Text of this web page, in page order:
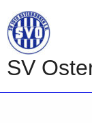
Inhalt
springen
SV